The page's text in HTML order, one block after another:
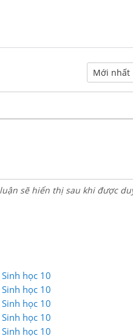
sẽ hiển thị sau khi được
học 10
học 10
học 10
học 10
học 10